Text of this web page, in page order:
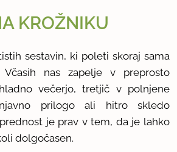
KROŽNIKU
sestavin, ki poleti skoraj sama
Včasih nas zapelje v preprosto
večerjo, tretjič v polnjene
prilogo ali hitro skledo
je prav v tem, da je lahko
dolgočasen.